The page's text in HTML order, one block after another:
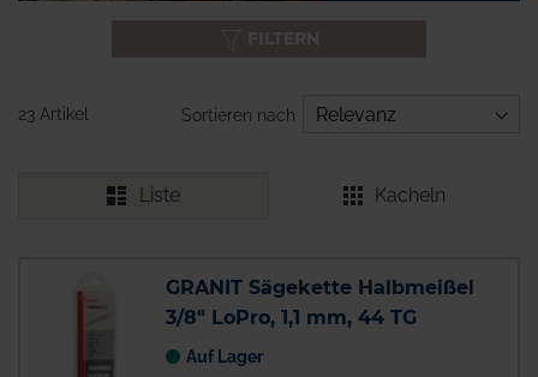
23 Artikel Sortieren nach
Liste Kacheln
GRANIT Sägekette Halbmeißel
3/8" LoPro, 1,1 mm, 44 TG
Auf Lager